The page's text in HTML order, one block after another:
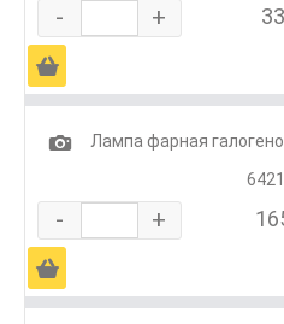
- +
Ä
1
Лампа фарная
- +
Ä